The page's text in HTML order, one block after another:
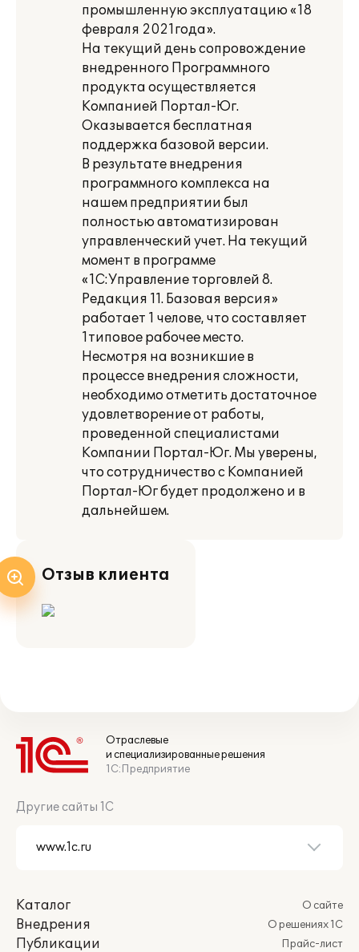
промышленную эксплуатацию «18
февраля 2021года».
На текущий день сопровождение
внедренного Программного
продукта осуществляется
Компанией Портал-Юг.
Оказывается бесплатная
поддержка базовой версии.
В результате внедрения
программного комплекса на
нашем предприятии был
полностью автоматизирован
управленческий учет. На текущий
момент в программе
«1C:Управление торговлей 8.
Редакция 11. Базовая версия»
работает 1 челове, что составляет
1типовое рабочее место.
Несмотря на возникшие в
процессе внедрения сложности,
необходимо отметить достаточное
удовлетворение от работы,
проведенной специалистами
Компании Портал-Юг. Мы уверены,
что сотрудничество с Компанией
Портал-Юг будет продолжено и в
дальнейшем.
Отзыв клиента
Отраслевые
и специализированные решения
1С:Предприятие
Другие сайты 1С
Каталог
Внедрения
Публикации
О сайте
О решениях 1С
Прайс-лист